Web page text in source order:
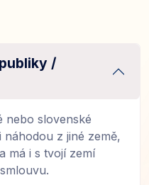
/
nebo slovenské
z jiné země,
má i s tvojí zemí